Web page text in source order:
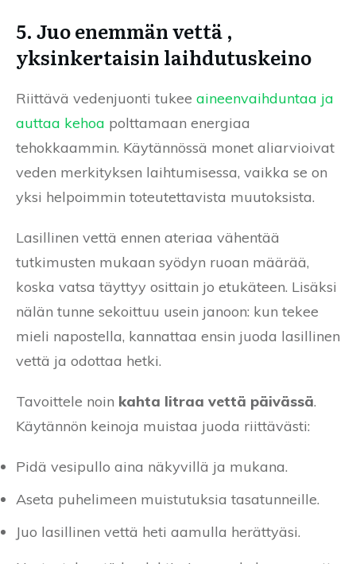
5. Juo enemmän vettä ,
yksinkertaisin laihdutuskeino
Riittävä vedenjuonti tukee aineenvaihduntaa ja
auttaa kehoa polttamaan energiaa
tehokkaammin. Käytännössä monet aliarvioivat
veden merkityksen laihtumisessa, vaikka se on
yksi helpoimmin toteutettavista muutoksista.
Lasillinen vettä ennen ateriaa vähentää
tutkimusten mukaan syödyn ruoan määrää,
koska vatsa täyttyy osittain jo etukäteen. Lisäksi
nälän tunne sekoittuu usein janoon: kun tekee
mieli napostella, kannattaa ensin juoda lasillinen
vettä ja odottaa hetki.
Tavoittele noin kahta litraa vettä päivässä.
Käytännön keinoja muistaa juoda riittävästi:
Pidä vesipullo aina näkyvillä ja mukana.
Aseta puhelimeen muistutuksia tasatunneille.
Juo lasillinen vettä heti aamulla herättyäsi.